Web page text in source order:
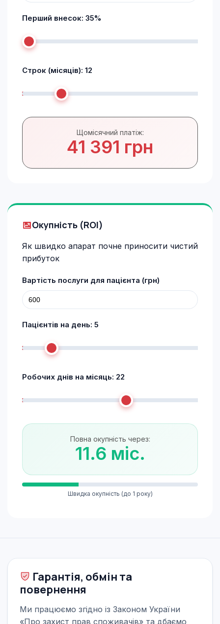
Перший внесок: 35%
Строк (місяців): 12
Щомісячний платіж:
41 391 грн
Окупність (ROI)
Як швидко апарат почне приносити чистий
прибуток
Вартість послуги для пацієнта (грн)
Пацієнтів на день: 5
Робочих днів на місяць: 22
Повна окупність через:
11.6 міс.
Швидка окупність (до 1 року)
Гарантія, обмін та
повернення
Ми працюємо згідно із Законом України
«Про захист прав споживачів» та дбаємо